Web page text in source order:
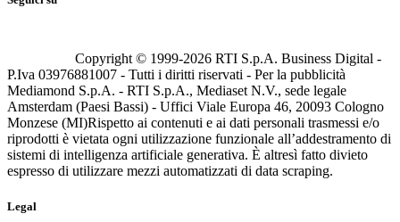
Copyright © 1999-2026 RTI S.p.A. Business Digital -
P.Iva 03976881007 - Tutti i diritti riservati - Per la pubblicità
Mediamond S.p.A. - RTI S.p.A., Mediaset N.V., sede legale
Amsterdam (Paesi Bassi) - Uffici Viale Europa 46, 20093 Cologno
Monzese (MI)Rispetto ai contenuti e ai dati personali trasmessi e/o
riprodotti è vietata ogni utilizzazione funzionale all’addestramento di
sistemi di intelligenza artificiale generativa. È altresì fatto divieto
espresso di utilizzare mezzi automatizzati di data scraping.
Legal